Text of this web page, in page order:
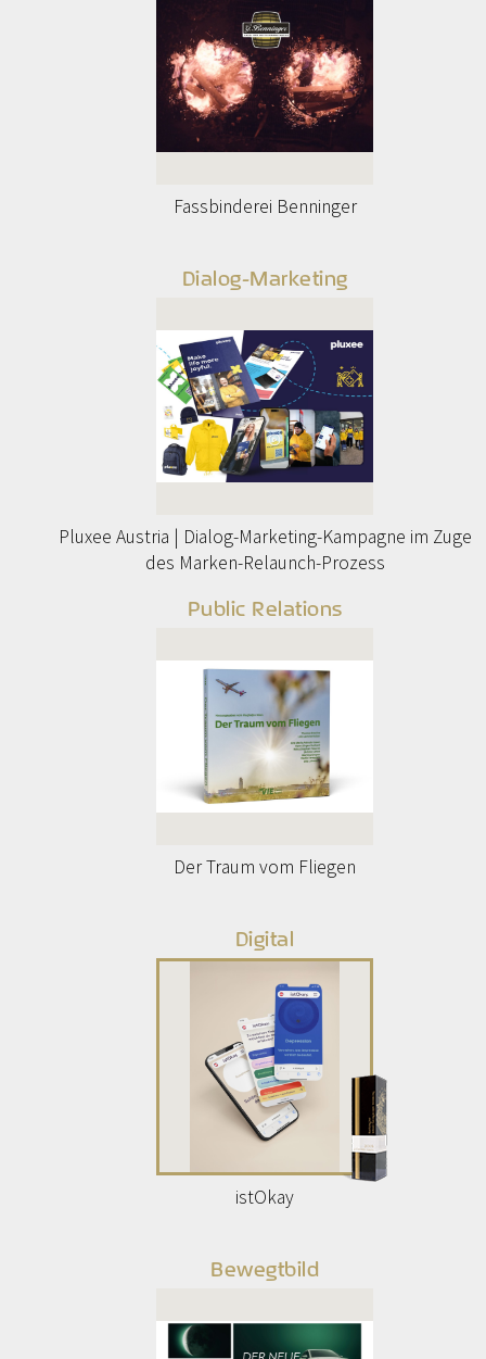
Fassbinderei Benninger
Dialog-Marketing
Pluxee Austria | Dialog-Marketing-Kampagne im Zuge
des Marken-Relaunch-Prozess
Public Relations
Der Traum vom Fliegen
Digital
istOkay
Bewegtbild